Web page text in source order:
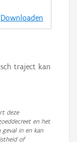
Downloaden
traject kan
deze
en het
geval in en kan
of